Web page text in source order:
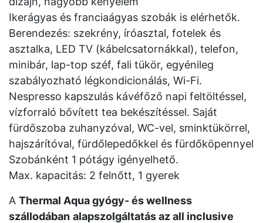
Ikerágyas és franciaágyas szobák is elérhetők.
Berendezés: szekrény, íróasztal, fotelek és
asztalka, LED TV (kábelcsatornákkal), telefon,
minibár, lap-top széf, fali tükör, egyénileg
szabályozható légkondicionálás, Wi-Fi.
Nespresso kapszulás kávéfőző napi feltöltéssel,
vízforraló bővített tea bekészítéssel. Saját
fürdőszoba zuhanyzóval, WC-vel, sminktükörrel,
hajszárítóval, fürdőlepedőkkel és fürdőköpennyel
Szobánként 1 pótágy igényelhető.
Max. kapacitás: 2 felnőtt, 1 gyerek
A Thermal Aqua gyógy- és wellness
szállodában alapszolgáltatás az all inclusive